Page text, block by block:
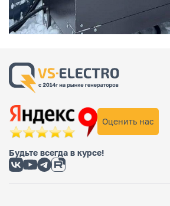
Оценить нас
Будьте всегда в курсе!